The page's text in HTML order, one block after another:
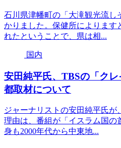
石川県津幡町の「大滝観光流し
かりました。保健所によります
れたということで、県は相...
国内
安田純平氏、TBSの「ク
都取材について
ジャーナリストの安田純平氏
理由は、番組が「イスラム国の
身も2000年代から中東地...